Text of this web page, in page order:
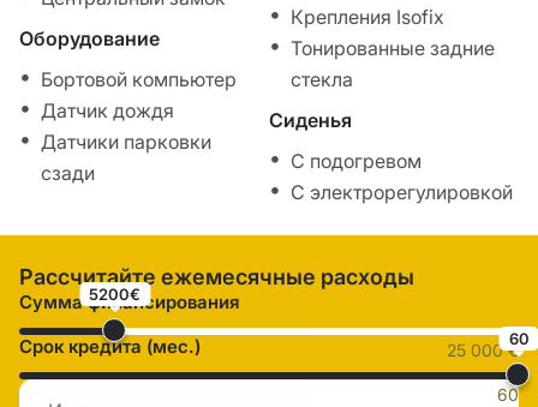
Оборудование
Бортовой компьютер
Датчик дождя
Датчики парковки
сзади
Крепления Isofix
Тонированные задние
стекла
Сиденья
С подогревом
С электрорегулировкой
Рассчитайте ежемесячные расходы
Сумма финансирования
5200€
25 000 €
Срок кредита (мес.) 60
60